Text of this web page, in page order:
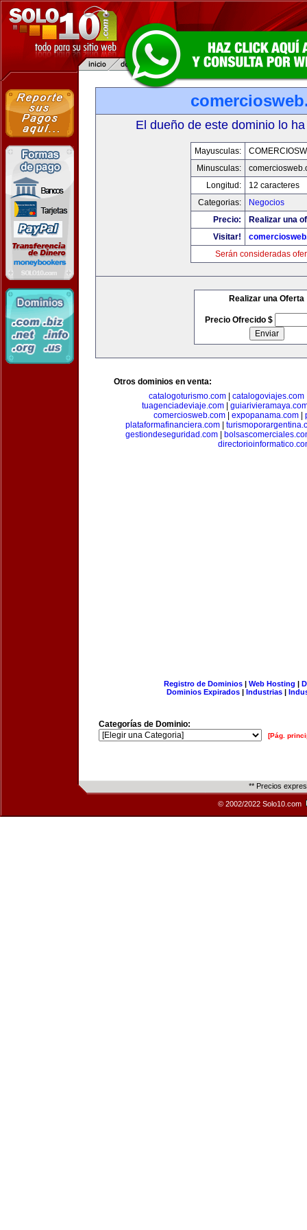
El dueño de este dominio lo
Mayusculas:
Minusculas:
Longitud:
12 caracteres
Categorias:
Negocios
Precio:
Realizar una
Visitar!
Serán consideradas
Realizar una Oferta
Precio Ofrecido $
Otros dominios en venta:
catalogoturismo.com
catalogoviajes.com
tuagenciadeviaje.com|
comerciosweb.com
expopanama.com
plataformafinanciera.com
gestiondeseguridad.com
Registro de Dominios| Web Hosting |
Dominios Expirados | Industrias |
Categorías de Dominio:
[Pág.
** Precios
© 2002/2022 Solo10.com